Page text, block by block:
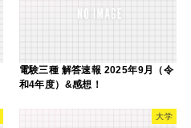
電験三種 解答速報 2025年9月（令
和4年度）&感想！
大学